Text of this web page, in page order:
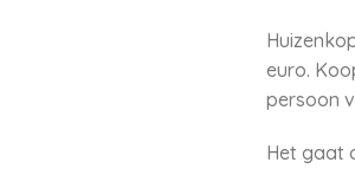
euro.
persoon
Het gaat